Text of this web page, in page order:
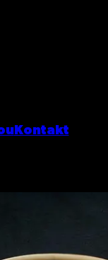
Kontakt